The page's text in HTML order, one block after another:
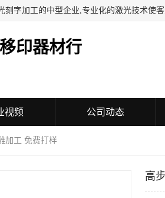
字加工的中型企业,专业化的激光技术使客
印器材行
视频 公司动态
加工 免费打样
高